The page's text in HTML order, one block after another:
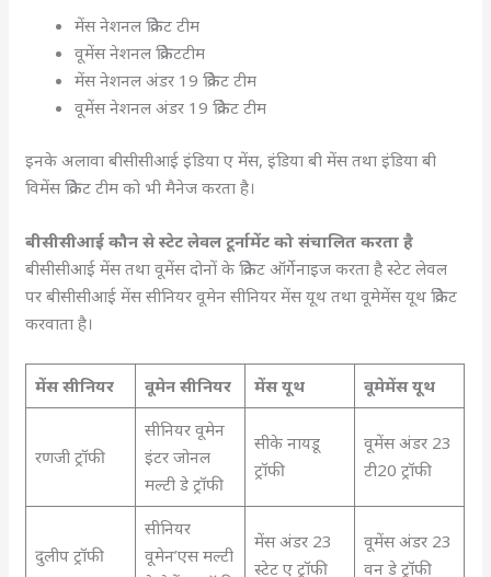
मेंस नेशनल क्रिकेट टीम
वूमेंस नेशनल क्रिकेटटीम
मेंस नेशनल अंडर 19 क्रिकेट टीम
वूमेंस नेशनल अंडर 19 क्रिकेट टीम
इनके अलावा बीसीसीआई इंडिया ए मेंस, इंडिया बी मेंस तथा इंडिया बी
विमेंस क्रिकेट टीम को भी मैनेज करता है।
बीसीसीआई कौन से स्टेट लेवल टूर्नामेंट को संचालित करता है
बीसीसीआई मेंस तथा वूमेंस दोनों के क्रिकेट ऑर्गेनाइज करता है स्टेट लेवल
पर बीसीसीआई मेंस सीनियर वूमेन सीनियर मेंस यूथ तथा वूमेमेंस यूथ क्रिकेट
करवाता है।
मेंस सीनियर वूमेन सीनियर मेंस यूथ वूमेमेंस यूथ
रणजी ट्रॉफी
सीनियर वूमेन
इंटर जोनल
मल्टी डे ट्रॉफी
सीके नायडू
ट्रॉफी
वूमेंस अंडर 23
टी20 ट्रॉफी
दुलीप ट्रॉफी
सीनियर
वूमेन’एस मल्टी
मेंस अंडर 23
स्टेट ए ट्रॉफी
वूमेंस अंडर 23
वन डे ट्रॉफी